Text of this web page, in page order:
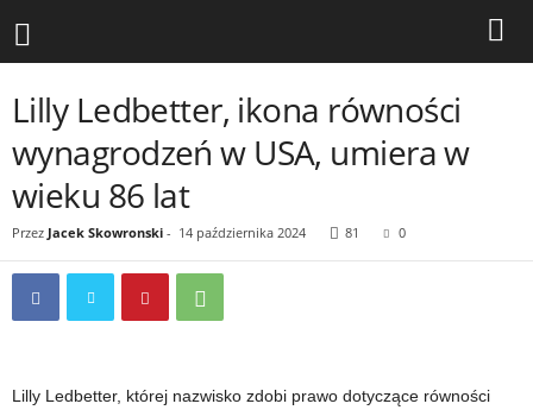
Lilly Ledbetter, ikona równości
wynagrodzeń w USA, umiera w
wieku 86 lat
Przez Jacek Skowronski - 14 października 2024 81 0
Lilly Ledbetter, której nazwisko zdobi prawo dotyczące równości